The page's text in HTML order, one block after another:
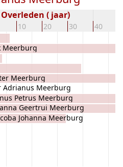
10 20 30 40
Overleden ( jaar)
Meerburg
Meerburg
Adrianus Meerburg
Petrus Meerburg
Geertrui Meerburg
Johanna Meerburg